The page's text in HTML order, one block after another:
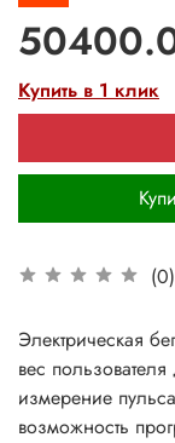
(0)
Купить в 1 клик
Электрическая
вес
измерение
возможность